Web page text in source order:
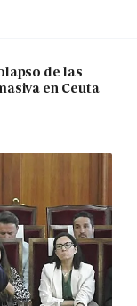
de las
en Ceuta